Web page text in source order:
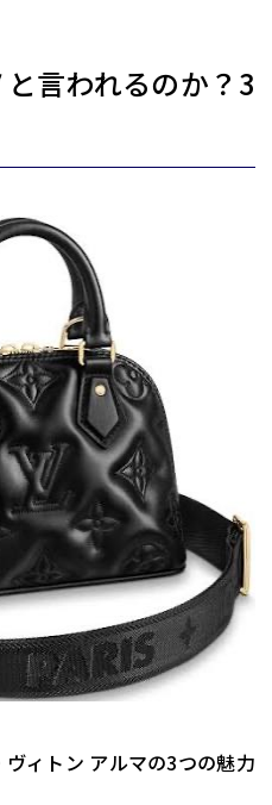
言われるのか？3
ィトン アルマの3つの魅力